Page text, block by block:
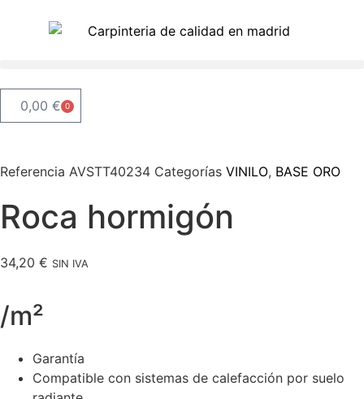
0,00 € 0
Referencia AVSTT40234 Categorías VINILO, BASE ORO
Roca hormigón
34,20 € SIN IVA
/m²
Garantía
Compatible con sistemas de calefacción por suelo